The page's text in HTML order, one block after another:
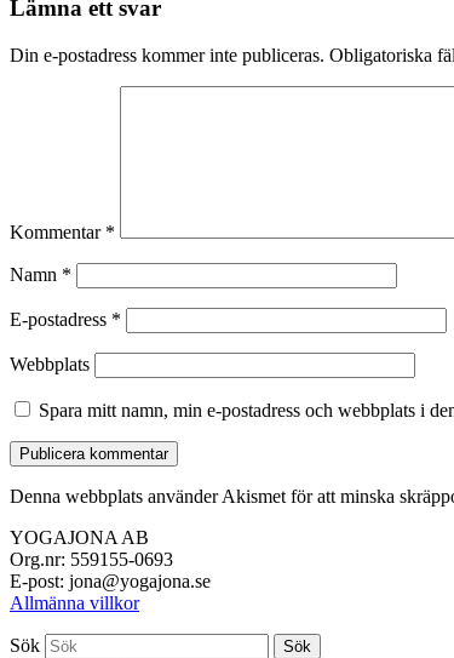
Lämna ett svar
Din e-postadress kommer inte publiceras. Obligatoriska
Kommentar *
Namn *
E-postadress *
Webbplats
Spara mitt namn, min e-postadress och webbplats i
Denna webbplats använder Akismet för att minska
YOGAJONA AB
Org.nr: 559155-0693
E-post: jona@yogajona.se
Allmänna villkor
Sök Sök